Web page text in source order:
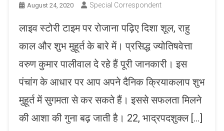
August 24, 2020 Special Correspondent
लाइव स्टोरी टाइम पर रोजाना पढ़िए दिशा शूल, राहु
काल और शुभ मुहूर्त के बारे में। प्रसिद्ध ज्योतिषवेत्ता
वरुण कुमार पालीवाल दे रहे हैं पूरी जानकारी। इस
पंचांग के आधार पर आप अपने दैनिक क्रियाकलाप शुभ
मुहूर्त में सुगमता से कर सकते हैं। इससे सफलता मिलने
की आशा की गुना बढ़ जाती है। 22, भाद्रपदशुक्ल […]